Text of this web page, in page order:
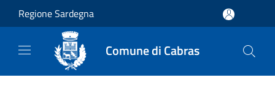
Salta al contenuto principale
Regione Sardegna
Comune di Cabras